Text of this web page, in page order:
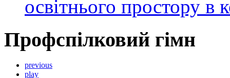
освітнього простору
Профспілковий гімн
previous
play